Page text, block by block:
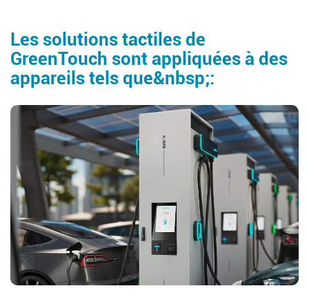
Les solutions tactiles de
GreenTouch sont appliquées à des
appareils tels que&nbsp;: